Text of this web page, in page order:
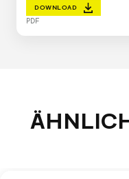
DOWNLOAD
PDF